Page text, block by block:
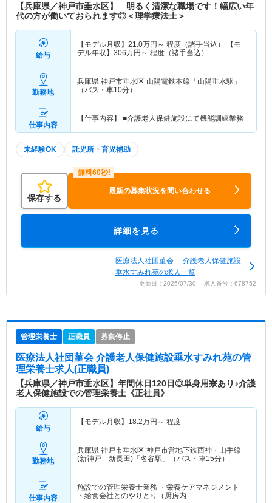
【兵庫県／神戸市垂水区】 明るく清潔な職場です！幅広い年
代の方が働いておられます◎＜理学療法士＞
給与
【モデル月収】 21.0万円～ 程度（諸手当込） 【モ
デル年収】 306万円～ 程度（諸手当込）
勤務地
兵庫県 神戸市垂水区 山陽電鉄本線「山陽垂水駅」
（バス・車10分）
仕事内容
【仕事内容】 ■介護老人保健施設にて機能訓練業務
未経験OK 託児所・育児補助
保存する
最新の募集状況を問い合わせる
詳細を見る
医療法人社団菫会 介護老人保健施設
垂水すみれ苑の求人一覧
更新日：2025/07/30 求人番号：678752
管理栄養士 正職員 募集停止
医療法人社団菫会 介護老人保健施設垂水すみれ苑の管
理栄養士求人(正職員)
【兵庫県／神戸市垂水区】年間休日120日◎単身用寮あり♪介護
老人保健施設での管理栄養士《正社員》
給与
【モデル月収】 18.2万円～ 程度
勤務地
兵庫県 神戸市垂水区 神戸市営地下鉄西神・山手線
(新神戸－新長田)「名谷駅」（バス・車15分）
仕事内容
施設での管理栄養士業務 ・栄養ケアマネジメント
・給食会社とのやりとり（厨房内…